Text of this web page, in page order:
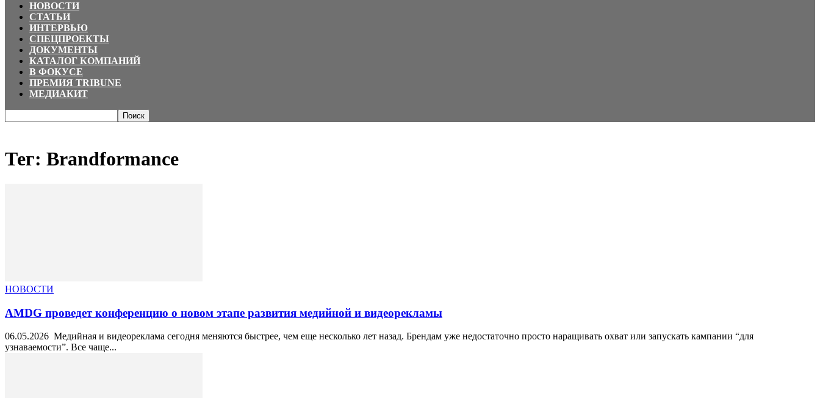
НОВОСТИ
СТАТЬИ
ИНТЕРВЬЮ
СПЕЦПРОЕКТЫ
ДОКУМЕНТЫ
КАТАЛОГ КОМПАНИЙ
В ФОКУСЕ
ПРЕМИЯ TRIBUNE
МЕДИАКИТ
Тег: Brandformance
НОВОСТИ
AMDG проведет конференцию о новом этапе развития медийной и видеорекламы
06.05.2026 Медийная и видеореклама сегодня меняются быстрее, чем еще несколько лет назад. Брендам уже недостаточно просто наращивать охват или запускать кампании “для
узнаваемости”. Все чаще...